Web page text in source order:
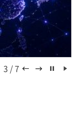
3 /7 정지재생